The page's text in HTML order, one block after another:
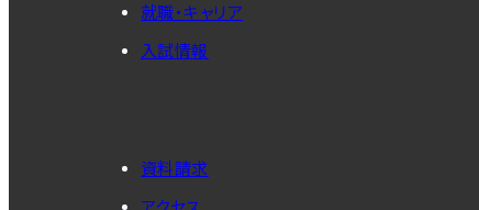
就職・キャリア
入試情報
資料請求